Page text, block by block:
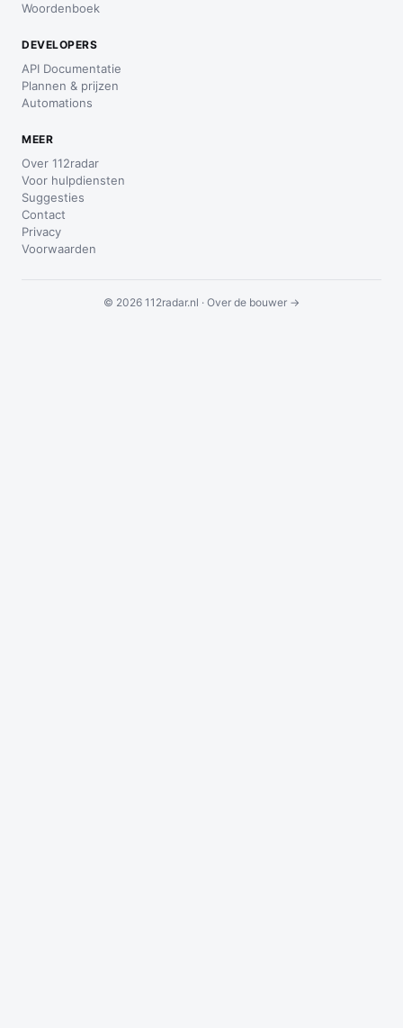
Woordenboek
DEVELOPERS
API Documentatie
Plannen & prijzen
Automations
MEER
Over 112radar
Voor hulpdiensten
Suggesties
Contact
Privacy
Voorwaarden
© 2026 112radar.nl · Over de bouwer →